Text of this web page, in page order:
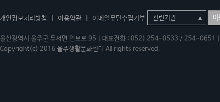
개인정보처리방침 이용약관 이메일무단수집거부 이
울산광역시 울주군 두서면 인보로 95 | 대표전화 : 052) 254-0533 / 254-
Copyright(c) 2016 울주생활문화센터 All rights reserved.